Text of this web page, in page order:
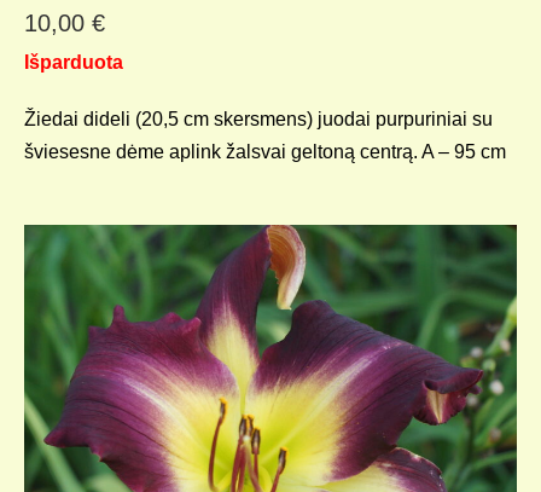
10,00 €
Išparduota
Žiedai dideli (20,5 cm skersmens) juodai purpuriniai su
šviesesne dėme aplink žalsvai geltoną centrą. A – 95 cm